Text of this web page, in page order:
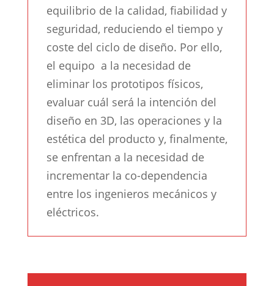
equilibrio de la calidad, fiabilidad y
seguridad, reduciendo el tiempo y
coste del ciclo de diseño. Por ello,
el equipo a la necesidad de
eliminar los prototipos físicos,
evaluar cuál será la intención del
diseño en 3D, las operaciones y la
estética del producto y, finalmente,
se enfrentan a la necesidad de
incrementar la co-dependencia
entre los ingenieros mecánicos y
eléctricos.